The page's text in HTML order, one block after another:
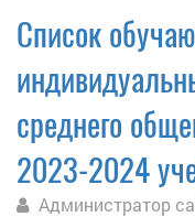
Список
среднего
2023-2024
Администратор